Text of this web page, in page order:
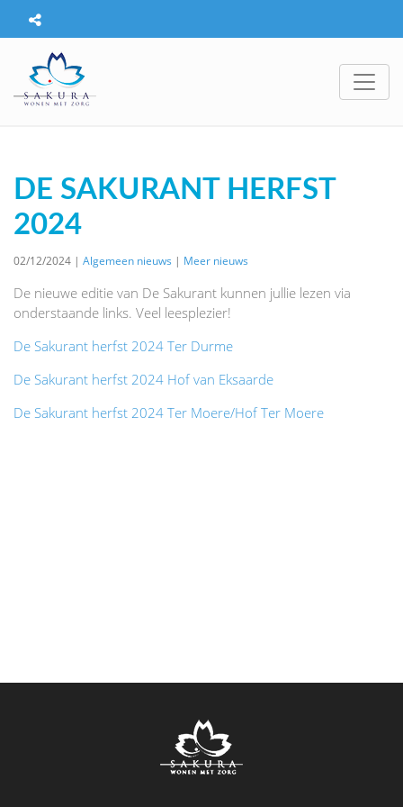
DE SAKURANT HERFST
2024
02/12/2024 | Algemeen nieuws | Meer nieuws
De nieuwe editie van De Sakurant kunnen jullie lezen via
onderstaande links. Veel leesplezier!
De Sakurant herfst 2024 Ter Durme
De Sakurant herfst 2024 Hof van Eksaarde
De Sakurant herfst 2024 Ter Moere/Hof Ter Moere